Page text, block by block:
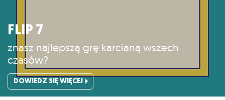
FLIP 7
znasz najlepszą grę karcianą wszech
czasów?
DOWIEDZ SIĘ WIĘCEJ